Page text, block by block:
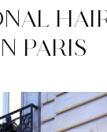
PARIS